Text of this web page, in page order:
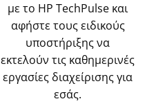
με το HP TechPulse και
αφήστε τους ειδικούς
υποστήριξης να
εκτελούν τις καθημερινές
εργασίες διαχείρισης για
εσάς.